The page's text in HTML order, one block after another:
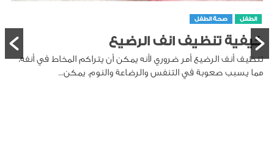
الطفل صحة الطفل
كيفية تنظيف انف الرضيع
تنظيف أنف الرضيع أمر ضروري لأنه يمكن أن يتراكم المخاط في أنفه،
مما يسبب صعوبة في التنفس والرضاعة والنوم. يمكن...